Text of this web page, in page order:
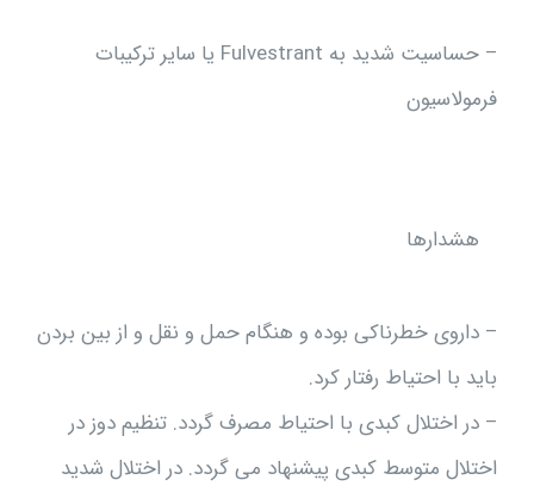
– حساسیت شدید به Fulvestrant یا سایر ترکیبات
فرمولاسیون
هشدارها
– داروی خطرناکی بوده و هنگام حمل و نقل و از بین بردن
باید با احتیاط رفتار کرد.
– در اختلال کبدی با احتیاط مصرف گردد. تنظیم دوز در
اختلال متوسط کبدی پیشنهاد می گردد. در اختلال شدید